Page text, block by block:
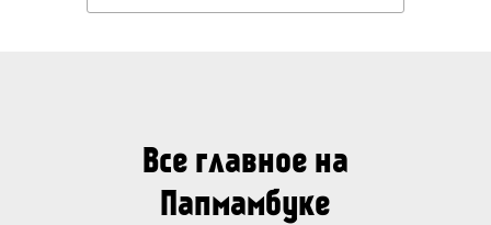
Все главное на
Папмамбуке